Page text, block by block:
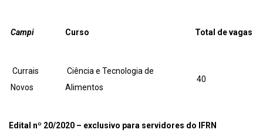
Campi Curso Total de vagas
Currais
Novos
Ciência e Tecnologia de
Alimentos
40
Edital nº 20/2020 – exclusivo para servidores do IFRN